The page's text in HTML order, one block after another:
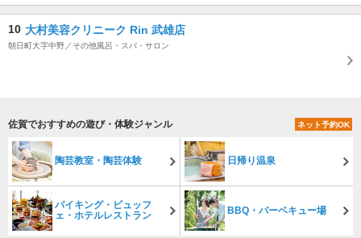
10 大村美容クリニーク Rin 武雄店
朝日町大字中野／その他風呂・スパ・サロン
佐賀でおすすめの遊び・体験ジャンル ネット予約OK
陶芸教室・陶芸体験 日帰り温泉
バイキング・ビュッフ
ェ・ホテルレストラン
BBQ・バーベキュー場